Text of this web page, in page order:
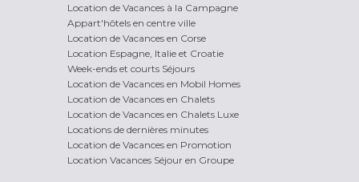
Location de Vacances à la Campagne
Appart'hôtels en centre ville
Location de Vacances en Corse
Location Espagne, Italie et Croatie
Week-ends et courts Séjours
Location de Vacances en Mobil Homes
Location de Vacances en Chalets
Location de Vacances en Chalets Luxe
Locations de dernières minutes
Location de Vacances en Promotion
Location Vacances Séjour en Groupe